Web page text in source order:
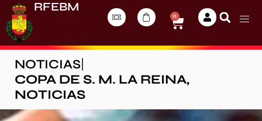
RFEBM
0
NOTICIAS
COPA DE S. M. LA REINA,
NOTICIAS